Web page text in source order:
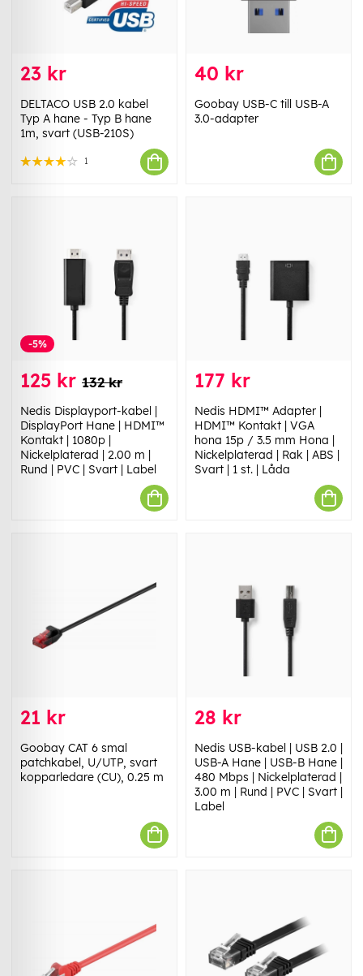
23 kr
DELTACO USB 2.0 kabel
Typ A hane - Typ B hane
1m, svart (USB-210S)
1
40 kr
Goobay USB-C till USB-A
3.0-adapter
-5%
125 kr 132 kr
Nedis Displayport-kabel |
DisplayPort Hane | HDMI™
Kontakt | 1080p |
Nickelplaterad | 2.00 m |
Rund | PVC | Svart | Label
177 kr
Nedis HDMI™ Adapter |
HDMI™ Kontakt | VGA
hona 15p / 3.5 mm Hona |
Nickelplaterad | Rak | ABS |
Svart | 1 st. | Låda
21 kr
Goobay CAT 6 smal
patchkabel, U/UTP, svart
kopparledare (CU), 0.25 m
28 kr
Nedis USB-kabel | USB 2.0 |
USB-A Hane | USB-B Hane |
480 Mbps | Nickelplaterad |
3.00 m | Rund | PVC | Svart |
Label